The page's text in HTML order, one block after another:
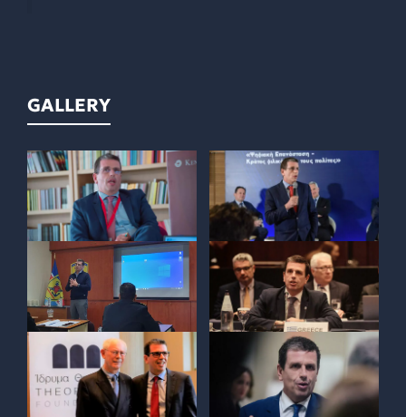
GALLERY